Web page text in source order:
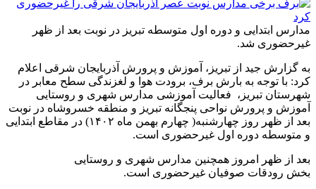
مدارس ابتدایی و دوره اول متوسطه تبریز در نوبت بعد از ظهر
غیرحضوری شد.
به گزارش جید از تبریز، آموزش و پرورش آذربایجان شرقی اعلام
کرد: با توجه به بارش برف، برودت هوا و لغزندگی سطح معابر در
شهرستان تبریز، فعالیت آموزشی مدارس شهری و روستایی
آموزش و پرورش نواحی پنجگانه تبریز و منطقه خسروشاه در نوبت
بعد از ظهر روز چهارشنبه( چهارم بهمن ماه ۱۴۰۲) در مقاطع ابتدایی
و متوسطه دوره اول غیرحضوری است.
بعد از ظهر امروز همچنین مدارس شهری و روستایی
بخش رودقات صوفیان غیرحضوری است.